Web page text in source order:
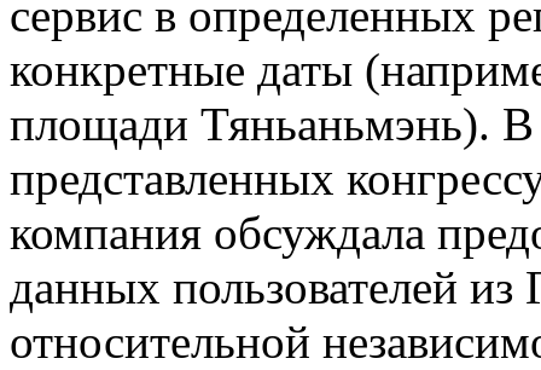
сервис в определенных
конкретные даты
площади Тяньаньмэнь).
представленных
компания обсуждала
данных пользователей из
относительной